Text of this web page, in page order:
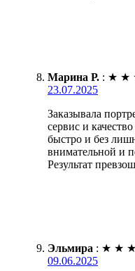
Марина Р. : ★ ★
23.07.2025
Заказывала
сервис и
быстро и без
внимательной и
Результат
Эльмира : ★ ★ ★
09.06.2025